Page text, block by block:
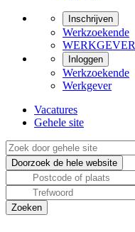
Inschrijven
Werkzoekende
WERKGEVER
Inloggen
Werkzoekende
Werkgever
Vacatures
Gehele site